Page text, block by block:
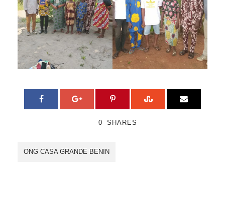
0 SHARES
ONG CASA GRANDE BENIN